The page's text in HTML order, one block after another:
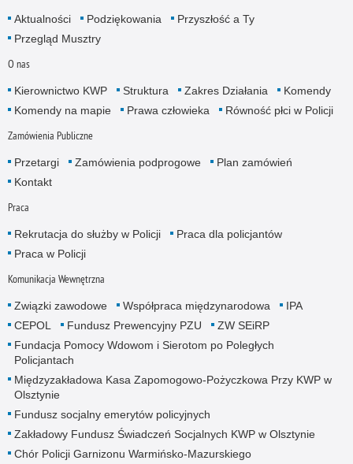
Aktualności Podziękowania
Przyszłość a Ty
Przegląd Musztry
O nas
Kierownictwo KWP Struktura Zakres Działania
Komendy
Komendy na mapie
Prawa człowieka Równość płci w Policji
Zamówienia Publiczne
Przetargi Zamówienia podprogowe
Plan zamówień
Kontakt
Praca
Rekrutacja do służby w Policji
Praca dla policjantów
Praca w Policji
Komunikacja Wewnętrzna
Związki zawodowe Współpraca międzynarodowa
IPA
CEPOL
Fundusz Prewencyjny PZU
ZW SEiRP
Fundacja Pomocy Wdowom i Sierotom po Poległych
Policjantach
Międzyzakładowa Kasa Zapomogowo-Pożyczkowa Przy KWP w
Olsztynie
Fundusz socjalny emerytów policyjnych
Zakładowy Fundusz Świadczeń Socjalnych KWP w Olsztynie
Chór Policji Garnizonu Warmińsko-Mazurskiego